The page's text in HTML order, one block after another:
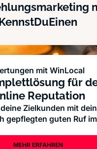
mit WinLocal
für
Reputation
Zielkunden mit
gepflegten guten Ruf im
MEHR ERFAHREN